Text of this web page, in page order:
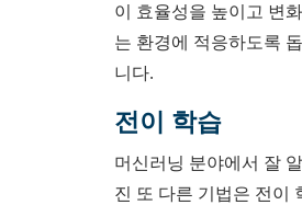
이 효율성을 높이고 변
는 환경에 적응하도록
니다.
전이 학습
머신러닝 분야에서 잘
진 또 다른 기법은 전이